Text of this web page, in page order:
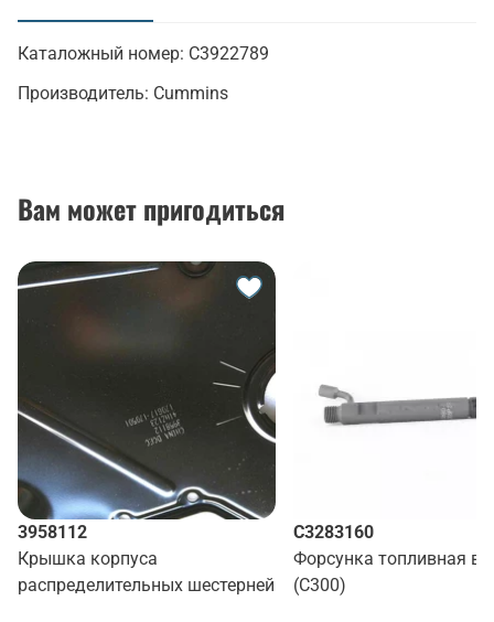
(активная вкладка)
Каталожный номер: C3922789
Производитель: Cummins
Вам может пригодиться
3958112
Крышка корпуса
распределительных шестерней
C3283160
Форсунка топливная в
(C300)